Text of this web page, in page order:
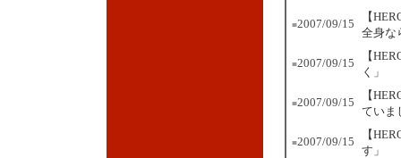
■2007/09/15
【
全身な
■2007/09/15
【
く」
■2007/09/15
【
ていま
■2007/09/15
【
す」